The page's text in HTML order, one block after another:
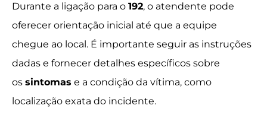
Durante a ligação para o 192, o atendente pode
oferecer orientação inicial até que a equipe
chegue ao local. É importante seguir as instruções
dadas e fornecer detalhes específicos sobre
os sintomas e a condição da vítima, como
localização exata do incidente.